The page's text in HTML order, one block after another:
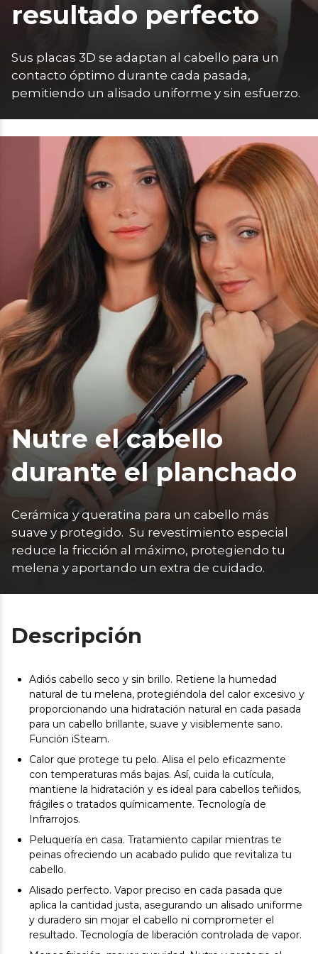
resultado perfecto
Sus placas 3D se adaptan al cabello para un
contacto óptimo durante cada pasada,
pemitiendo un alisado uniforme y sin esfuerzo.
Nutre el cabello
durante el planchado
Cerámica y queratina para un cabello más
suave y protegido.  Su revestimiento especial
reduce la fricción al máximo, protegiendo tu
melena y aportando un extra de cuidado.
Descripción
Adiós cabello seco y sin brillo. Retiene la humedad
natural de tu melena, protegiéndola del calor excesivo y
proporcionando una hidratación natural en cada pasada
para un cabello brillante, suave y visiblemente sano.
Función iSteam.
Calor que protege tu pelo. Alisa el pelo eficazmente
con temperaturas más bajas. Así, cuida la cutícula,
mantiene la hidratación y es ideal para cabellos teñidos,
frágiles o tratados químicamente. Tecnología de
Infrarrojos.
Peluquería en casa. Tratamiento capilar mientras te
peinas ofreciendo un acabado pulido que revitaliza tu
cabello.
Alisado perfecto. Vapor preciso en cada pasada que
aplica la cantidad justa, asegurando un alisado uniforme
y duradero sin mojar el cabello ni comprometer el
resultado. Tecnología de liberación controlada de vapor.